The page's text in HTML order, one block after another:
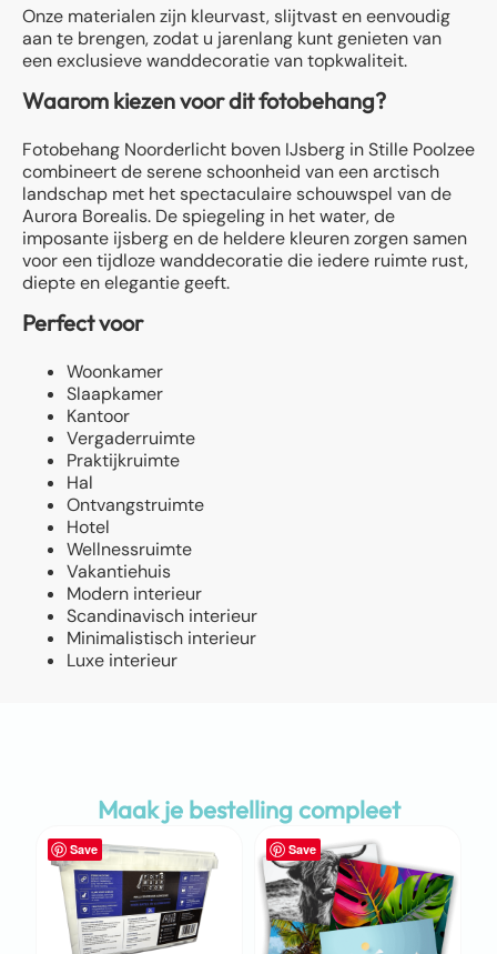
Onze materialen zijn kleurvast, slijtvast en eenvoudig
aan te brengen, zodat u jarenlang kunt genieten van
een exclusieve wanddecoratie van topkwaliteit.
Waarom kiezen voor dit fotobehang?
Fotobehang Noorderlicht boven IJsberg in Stille Poolzee
combineert de serene schoonheid van een arctisch
landschap met het spectaculaire schouwspel van de
Aurora Borealis. De spiegeling in het water, de
imposante ijsberg en de heldere kleuren zorgen samen
voor een tijdloze wanddecoratie die iedere ruimte rust,
diepte en elegantie geeft.
Perfect voor
Woonkamer
Slaapkamer
Kantoor
Vergaderruimte
Praktijkruimte
Hal
Ontvangstruimte
Hotel
Wellnessruimte
Vakantiehuis
Modern interieur
Scandinavisch interieur
Minimalistisch interieur
Luxe interieur
Maak je bestelling compleet
Save Save